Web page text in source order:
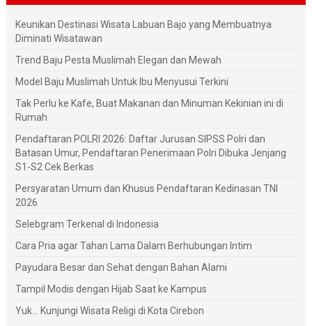
Keunikan Destinasi Wisata Labuan Bajo yang Membuatnya
Diminati Wisatawan
Trend Baju Pesta Muslimah Elegan dan Mewah
Model Baju Muslimah Untuk Ibu Menyusui Terkini
Tak Perlu ke Kafe, Buat Makanan dan Minuman Kekinian ini di
Rumah
Pendaftaran POLRI 2026: Daftar Jurusan SIPSS Polri dan
Batasan Umur, Pendaftaran Penerimaan Polri Dibuka Jenjang
S1-S2 Cek Berkas
Persyaratan Umum dan Khusus Pendaftaran Kedinasan TNI
2026
Selebgram Terkenal di Indonesia
Cara Pria agar Tahan Lama Dalam Berhubungan Intim
Payudara Besar dan Sehat dengan Bahan Alami
Tampil Modis dengan Hijab Saat ke Kampus
Yuk... Kunjungi Wisata Religi di Kota Cirebon